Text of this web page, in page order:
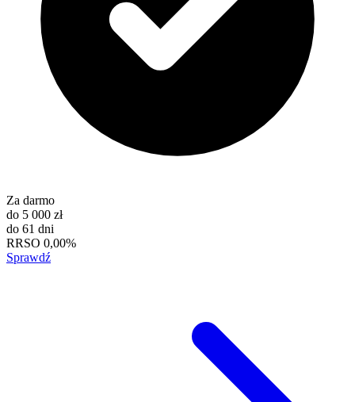
Za darmo
do 5 000 zł
do 61 dni
RRSO 0,00%
Sprawdź